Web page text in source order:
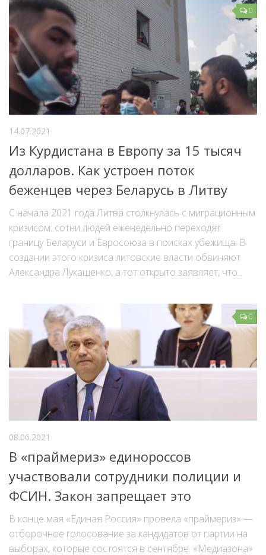
0
14.07.2021
Из Курдистана в Европу за 15 тысяч
долларов. Как устроен поток
беженцев через Беларусь в Литву
С начала 2021 года Литва столкнулась с миграционным
кризисом: сотни людей еженедельно переходят
границу Беларуси и Евросоюза в поисках убежища. В
создании этого кризиса литовские власти обвиняют
Александра Лукашенко, а тот открыто заявляет, что...
0
08.06.2021
В «праймериз» единороссов
участвовали сотрудники полиции и
ФСИН. Закон запрещает это
В конце мая «Единая Россия» провела «праймериз» —
отборочное голосование за кандидатов от партии на
выборах, которые состоятся в сентябре. «Медиазона»